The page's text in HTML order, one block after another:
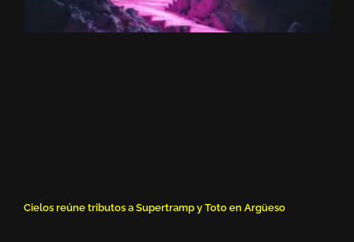
Cielos reúne tributos a Supertramp y Toto en Argüeso